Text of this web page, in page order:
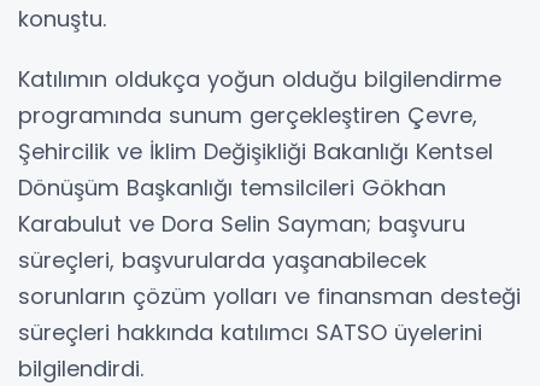
konuştu.
Katılımın oldukça yoğun olduğu bilgilendirme
programında sunum gerçekleştiren Çevre,
Şehircilik ve İklim Değişikliği Bakanlığı Kentsel
Dönüşüm Başkanlığı temsilcileri Gökhan
Karabulut ve Dora Selin Sayman; başvuru
süreçleri, başvurularda yaşanabilecek
sorunların çözüm yolları ve finansman desteği
süreçleri hakkında katılımcı SATSO üyelerini
bilgilendirdi.